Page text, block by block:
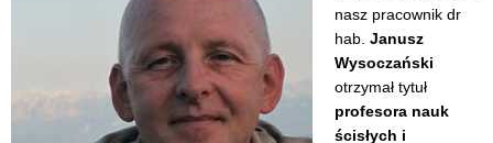
nasz pracownik dr
hab. Janusz
Wysoczański
otrzymał tytuł
profesora nauk
ścisłych i